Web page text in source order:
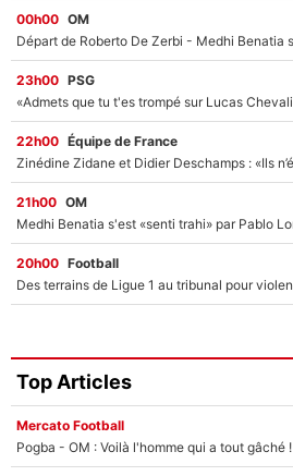
00h00 OM
23h00 PSG
22h00 Équipe de France
21h00 OM
20h00 Football
Top Articles
Mercato Football
Pogba - OM : Voilà l'homme qui a tout gâché !